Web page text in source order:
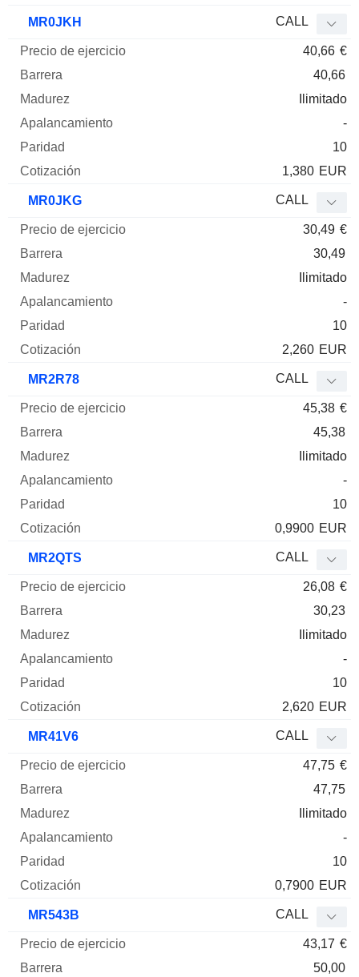
MR0JKH CALL
40,66 €
40,66
Ilimitado
-
10
1,380 EUR
MR0JKG CALL
30,49 €
30,49
Ilimitado
-
10
2,260 EUR
MR2R78 CALL
45,38 €
45,38
Ilimitado
-
10
0,9900 EUR
MR2QTS CALL
26,08 €
30,23
Ilimitado
-
10
2,620 EUR
MR41V6 CALL
47,75 €
47,75
Ilimitado
-
10
0,7900 EUR
MR543B CALL
43,17 €
50,00